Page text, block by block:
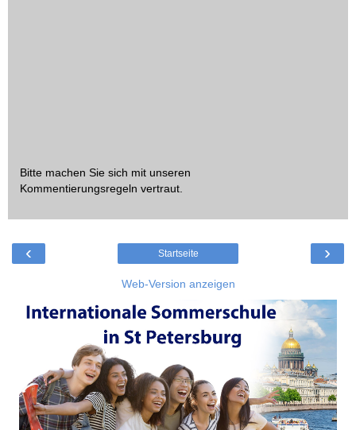
Bitte machen Sie sich mit unseren
Kommentierungsregeln vertraut.
‹ ›
Startseite
Web-Version anzeigen